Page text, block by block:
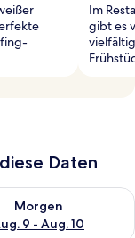
Im
gibt es
Daten
Aug. 8 - Aug. 9.
Morgen
9 - Aug. 10
die Verfügbarkeit